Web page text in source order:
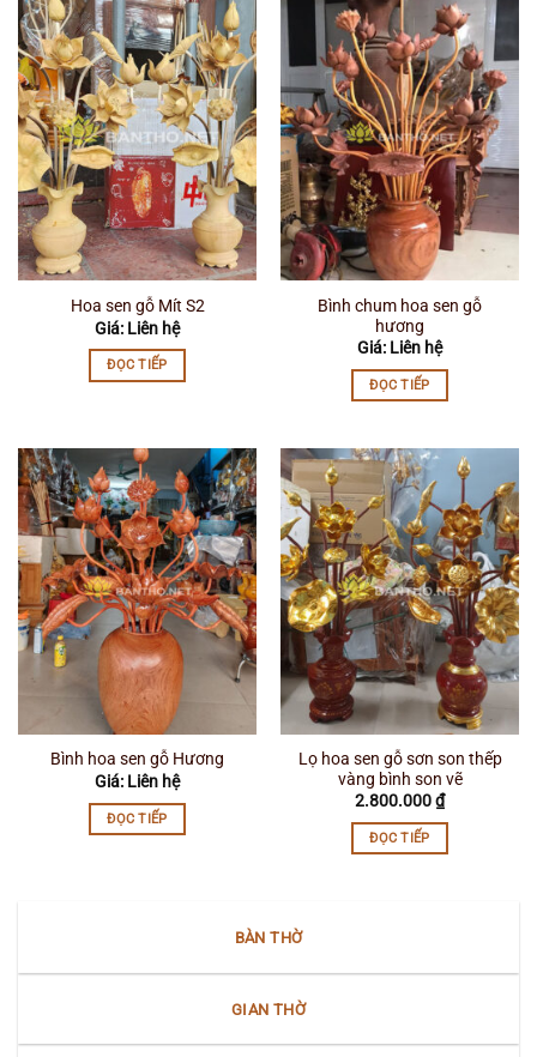
Hoa sen gỗ Mít S2
Giá: Liên hệ
ĐỌC TIẾP
Bình chum hoa sen gỗ
hương
Giá: Liên hệ
ĐỌC TIẾP
Bình hoa sen gỗ Hương
Giá: Liên hệ
ĐỌC TIẾP
Lọ hoa sen gỗ sơn son thếp
vàng bình son vẽ
2.800.000₫
ĐỌC TIẾP
BÀN THỜ
GIAN THỜ